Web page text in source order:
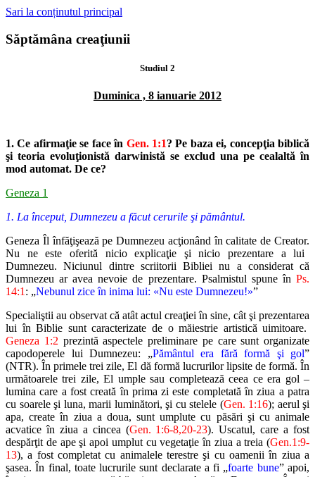
Sari la conținutul principal
Săptămâna creaţiunii
Studiul 2
Duminica , 8 ianuarie 2012
1. Ce afirmaţie se face în Gen. 1:1? Pe baza ei, concepţia biblică
şi teoria evoluţionistă darwinistă se exclud una pe cealaltă în
mod automat. De ce?
Geneza 1
1. La început, Dumnezeu a făcut cerurile şi pământul.
Geneza Îl înfăţişează pe Dumnezeu acţionând în calitate de Creator.
Nu ne este oferită nicio explicaţie şi nicio prezentare a lui
Dumnezeu. Niciunul dintre scriitorii Bibliei nu a considerat că
Dumnezeu ar avea nevoie de prezentare. Psalmistul spune înPs.
14:1 : „Nebunul zice în inima lui: «Nu este Dumnezeu!»”
Specialiştii au observat că atât actul creaţiei în sine, cât şi prezentarea
lui în Biblie sunt caracterizate de o măiestrie artistică uimitoare.
Geneza 1:2 prezintă aspectele preliminare pe care sunt organizate
capodoperele lui Dumnezeu: „Pământul era fără formă şi gol”
(NTR). În primele trei zile, El dă formă lucrurilor lipsite de formă. În
următoarele trei zile, El umple sau completează ceea ce era gol –
lumina care a fost creată în prima zi este completată în ziua a patra
cu soarele şi luna, marii luminători, şi cu stelele (Gen. 1:16); aerul şi
apa, create în ziua a doua, sunt umplute cu păsări şi cu animale
acvatice în ziua a cincea (Gen. 1:6-8,20-23). Uscatul, care a fost
despărţit de ape şi apoi umplut cu vegetaţie în ziua a treia (Gen.1:9-
13), a fost completat cu animalele terestre şi cu oamenii în ziua a
şasea. În final, toate lucrurile sunt declarate a fi „foarte bune” apoi,